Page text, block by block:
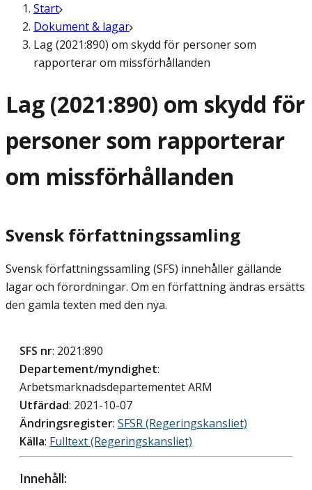
Start
Dokument & lagar
Lag (2021:890) om skydd för personer som
rapporterar om missförhållanden
Lag (2021:890) om skydd för
personer som rapporterar
om missförhållanden
Svensk författningssamling
Svensk författningssamling (SFS) innehåller gällande
lagar och förordningar. Om en författning ändras ersätts
den gamla texten med den nya.
SFS nr: 2021:890
Departement/myndighet:
Arbetsmarknadsdepartementet ARM
Utfärdad: 2021-10-07
Ändringsregister: SFSR (Regeringskansliet)
Källa: Fulltext (Regeringskansliet)
Innehåll: